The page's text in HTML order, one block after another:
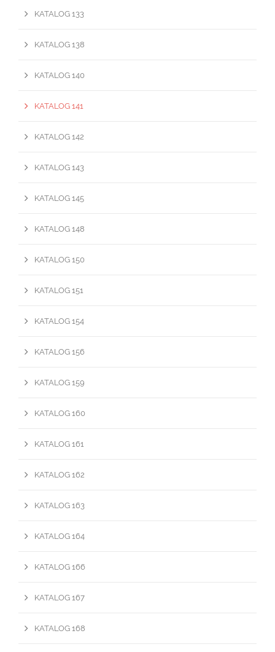
KATALOG 133
KATALOG 138
KATALOG 140
KATALOG 141
KATALOG 142
KATALOG 143
KATALOG 145
KATALOG 148
KATALOG 150
KATALOG 151
KATALOG 154
KATALOG 156
KATALOG 159
KATALOG 160
KATALOG 161
KATALOG 162
KATALOG 163
KATALOG 164
KATALOG 166
KATALOG 167
KATALOG 168